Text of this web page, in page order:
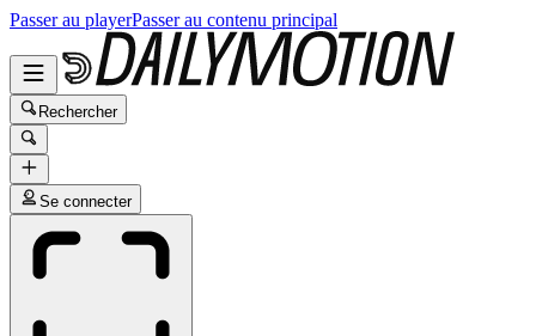
Passer au playerPasser au contenu principal
Rechercher
Se connecter